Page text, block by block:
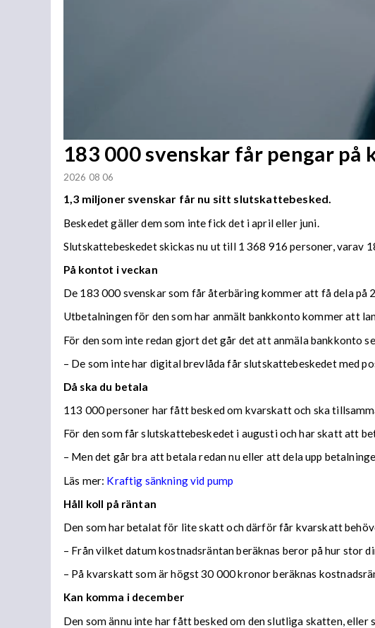
183 000 svenskar får pengar på
2026 08 06
1,3 miljoner svenskar får nu sitt slutskattebesked.
Beskedet gäller dem som inte fick det i april eller juni.
Slutskattebeskedet skickas nu ut till 1 368 916 personer,
På kontot i veckan
De 183 000 svenskar som får återbäring kommer att få dela på
Utbetalningen för den som har anmält bankkonto kommer att
För den som inte redan gjort det går det att anmäla bankkonto
– De som inte har digital brevlåda får slutskattebeskedet med
Då ska du betala
113 000 personer har fått besked om kvarskatt och ska
För den som får slutskattebeskedet i augusti och har skatt att
– Men det går bra att betala redan nu eller att dela upp
Läs mer: Kraftig sänkning vid pump
Håll koll på räntan
Den som har betalat för lite skatt och därför får kvarskatt
– Från vilket datum kostnadsräntan beräknas beror på hur stor
– På kvarskatt som är högst 30 000 kronor beräknas
Kan komma i december
Den som ännu inte har fått besked om den slutliga skatten,